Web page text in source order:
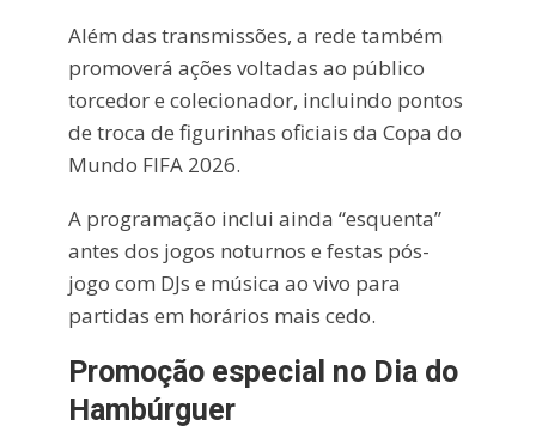
Além das transmissões, a rede também
promoverá ações voltadas ao público
torcedor e colecionador, incluindo pontos
de troca de figurinhas oficiais da Copa do
Mundo FIFA 2026.
A programação inclui ainda “esquenta”
antes dos jogos noturnos e festas pós-
jogo com DJs e música ao vivo para
partidas em horários mais cedo.
Promoção especial no Dia do
Hambúrguer